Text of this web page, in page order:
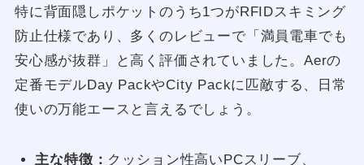
特に背面隠しポケットのうち1つがRFIDスキミング
防止仕様であり、多くのレビューで「満員電車でも
安心感が抜群」と高く評価されていました。Aerの
定番モデルDay PackやCity Packに匹敵する、日常
使いの万能エースと言えるでしょう。
主な特徴： クッション性高いPCスリーブ、